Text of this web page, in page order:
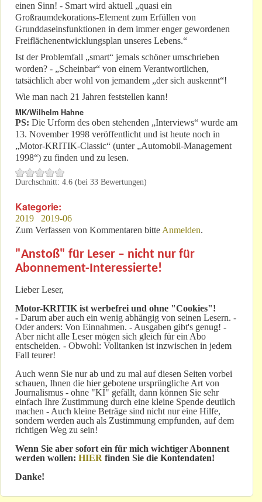
einen Sinn! - Smart wird aktuell „quasi ein
Großraumdekorations-Element zum Erfüllen von
Grunddaseinsfunktionen in dem immer enger gewordenen
Freiflächenentwicklungsplan unseres Lebens.“
Ist der Problemfall „smart“ jemals schöner umschrieben
worden? - „Scheinbar“ von einem Verantwortlichen,
tatsächlich aber wohl von jemandem „der sich auskennt“!
Wie man nach 21 Jahren feststellen kann!
MK/Wilhelm Hahne
PS: Die Urform des oben stehenden „Interviews“ wurde am
13. November 1998 veröffentlicht und ist heute noch in
„Motor-KRITIK-Classic“ (unter „Automobil-Management
1998“) zu finden und zu lesen.
Durchschnitt: 4.6 (bei 33 Bewertungen)
Kategorie:
2019
2019-06
Zum Verfassen von Kommentaren bitte Anmelden.
"Anstoß" für Leser – nicht nur für
Abonnement-Interessierte!
Lieber Leser,
Motor-KRITIK ist werbefrei und ohne "Cookies"!
- Darum aber auch ein wenig abhängig von seinen Lesern. -
Oder anders: Von Einnahmen. - Ausgaben gibt's genug! -
Aber nicht alle Leser mögen sich gleich für ein Abo
entscheiden. - Obwohl: Volltanken ist inzwischen in jedem
Fall teurer!
Auch wenn Sie nur ab und zu mal auf diesen Seiten vorbei
schauen, Ihnen die hier gebotene ursprüngliche Art von
Journalismus - ohne "KI" gefällt, dann können Sie sehr
einfach Ihre Zustimmung durch eine kleine Spende deutlich
machen - Auch kleine Beträge sind nicht nur eine Hilfe,
sondern werden auch als Zustimmung empfunden, auf dem
richtigen Weg zu sein!
Wenn Sie aber sofort ein für mich wichtiger Abonnent
werden wollen: HIER finden Sie die Kontendaten!
Danke!